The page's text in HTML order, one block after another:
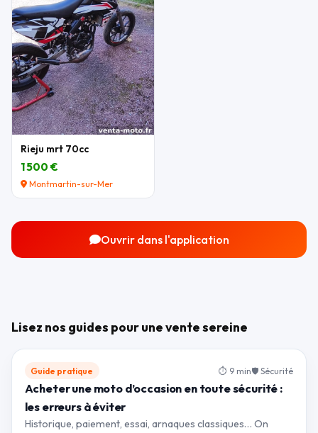
Rieju mrt 70cc
1 500 €
Montmartin-sur-Mer
Ouvrir dans l'application
Lisez nos guides pour une vente sereine
Guide pratique ⏱ 9 min🛡 Sécurité
Acheter une moto d’occasion en toute sécurité :
les erreurs à éviter
Historique, paiement, essai, arnaques classiques… On